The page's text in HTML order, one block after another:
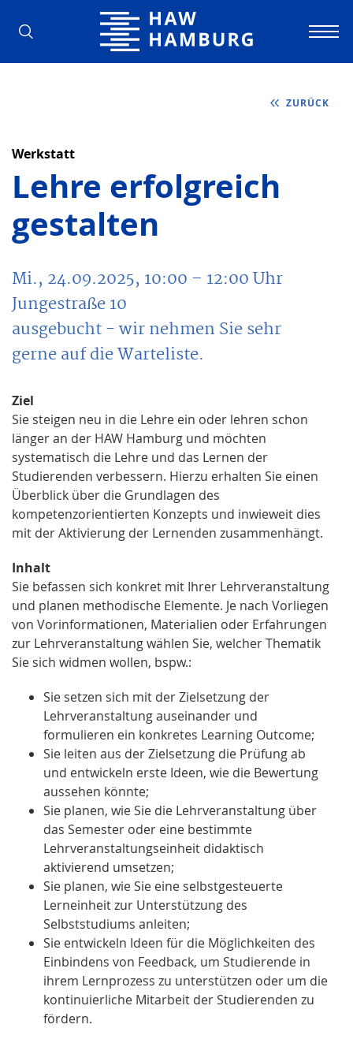
Hochschule für Angewandte
ZURÜCK
Werkstatt
Lehre erfolgreich
gestalten
Mi., 24.09.2025, 10:00 – 12:00Uhr
Jungestraße 10
ausgebucht - wir nehmen Sie sehr
gerne auf die Warteliste.
Ziel
Sie steigen neu in die Lehre ein oder lehren schon
länger an der HAW Hamburg und möchten
systematisch die Lehre und das Lernen der
Studierenden verbessern. Hierzu erhalten Sie einen
Überblick über die Grundlagen des
kompetenzorientierten Konzepts und inwieweit dies
mit der Aktivierung der Lernenden zusammenhängt.
Inhalt
Sie befassen sich konkret mit Ihrer Lehrveranstaltung
und planen methodische Elemente. Je nach Vorliegen
von Vorinformationen, Materialien oder Erfahrungen
zur Lehrveranstaltung wählen Sie, welcher Thematik
Sie sich widmen wollen, bspw.:
Sie setzen sich mit der Zielsetzung der
Lehrveranstaltung auseinander und
formulieren ein konkretes Learning Outcome;
Sie leiten aus der Zielsetzung die Prüfung ab
und entwickeln erste Ideen, wie die Bewertung
aussehen könnte;
Sie planen, wie Sie die Lehrveranstaltung über
das Semester oder eine bestimmte
Lehrveranstaltungseinheit didaktisch
aktivierend umsetzen;
Sie planen, wie Sie eine selbstgesteuerte
Lerneinheit zur Unterstützung des
Selbststudiums anleiten;
Sie entwickeln Ideen für die Möglichkeiten des
Einbindens von Feedback, um Studierende in
ihrem Lernprozess zu unterstützen oder um die
kontinuierliche Mitarbeit der Studierenden zu
fördern.